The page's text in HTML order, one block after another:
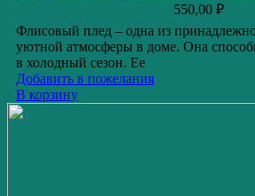
550,00 ₽
Флисовый плед – одна из
уютной атмосферы в доме. Она
в холодный сезон. Ее
Добавить в пожелания
В корзину